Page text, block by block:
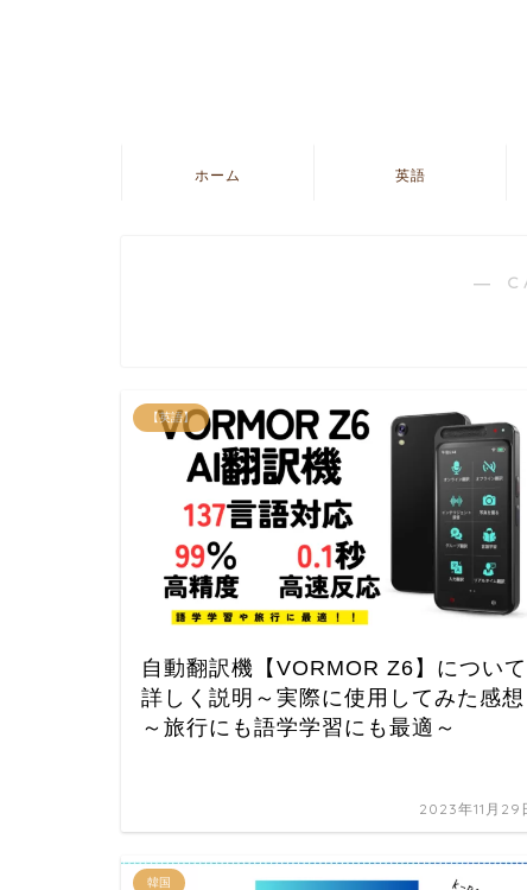
ホーム 英語
―
【英語】
自動翻訳機【VORMOR Z6】について
詳しく説明～実際に使用してみた感想
～旅行にも語学学習にも最適～
2023年11月29
韓国